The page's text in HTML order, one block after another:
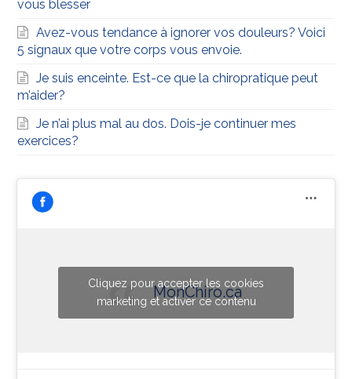
vous blesser
Avez-vous tendance à ignorer vos douleurs? Voici
5 signaux que votre corps vous envoie.
Je suis enceinte. Est-ce que la chiropratique peut
m’aider?
Je n’ai plus mal au dos. Dois-je continuer mes
exercices?
MonChiro.ca
Cliquez pour accepter les cookies
marketing et activer ce contenu